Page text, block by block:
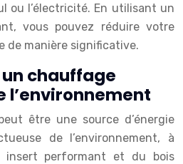
ou l’électricité. En utilisant un
vous pouvez réduire votre
de manière significative.
un chauffage
l’environnement
être une source d’énergie
de l’environnement, à
insert performant et du bois